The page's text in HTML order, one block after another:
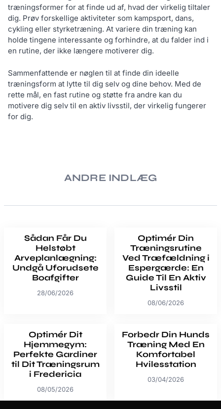
træningsformer for at finde ud af, hvad der virkelig tiltaler
dig. Prøv forskellige aktiviteter som kampsport, dans,
cykling eller styrketræning. At variere din træning kan
holde tingene interessante og forhindre, at du falder ind i
en rutine, der ikke længere motiverer dig.
Sammenfattende er nøglen til at finde din ideelle
træningsform at lytte til dig selv og dine behov. Med de
rette mål, en fast rutine og støtte fra andre kan du
motivere dig selv til en aktiv livsstil, der virkelig fungerer
for dig.
ANDRE INDLÆG
Sådan Får Du
Helstøbt
Arveplanlægning:
Undgå Uforudsete
Boafgifter
28/06/2026
Optimér Din
Træningsrutine
Ved Træfældning i
Espergærde: En
Guide Til En Aktiv
Livsstil
08/06/2026
Optimér Dit
Hjemmegym:
Perfekte Gardiner
til Dit Træningsrum
i Fredericia
08/05/2026
Forbedr Din Hunds
Træning Med En
Komfortabel
Hvilesstation
03/04/2026